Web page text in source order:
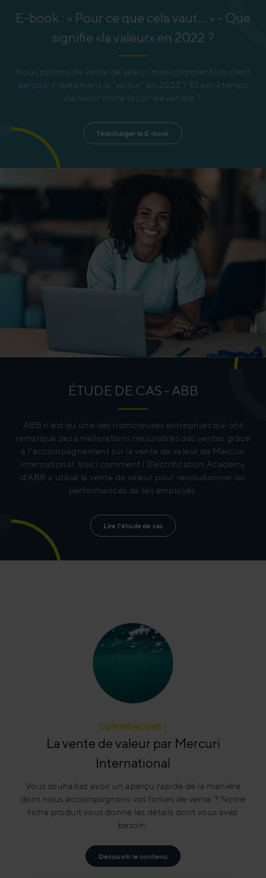
E-book : « Pour ce que cela vaut... » - Que
signifie «la valeur» en 2022 ?
Nous parlons de vente de valeur, mais comment un client
perçoit-il réellement la "valeur" en 2022 ? Et est-il temps
de revoir notre façon de vendre ?
Télécharger le E-book
ÉTUDE DE CAS - ABB
ABB n'est qu'une des nombreuses entreprises qui ont
remarqué des améliorations mesurables des ventes grâce
à l'accompagnement sur la vente de valeur de Mercuri
International. Voici comment l'Electrification Academy
d'ABB a utilisé la vente de valeur pour révolutionner les
performances de ses employés.
Lire l'étude de cas
COMMENÇONS !
La vente de valeur par Mercuri
International
Vous souhaitez avoir un aperçu rapide de la manière
dont nous accompagnons vos forces de vente ? Notre
fiche produit vous donne les détails dont vous avez
besoin.
Découvrir le contenu